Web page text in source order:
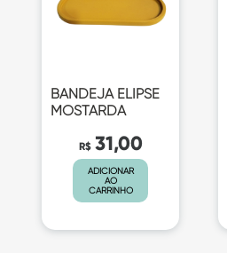
BANDEJA ELIPSE
MOSTARDA
R$ 31,00
ADICIONAR
AO
CARRINHO